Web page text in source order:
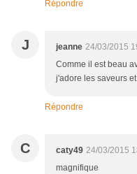
Répondre
J jeanne 24/03/2015
Comme il est beau
j'adore les saveurs
Répondre
C caty49 24/03/2015
magnifique